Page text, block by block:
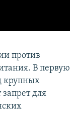
против
В первую
крупных
для